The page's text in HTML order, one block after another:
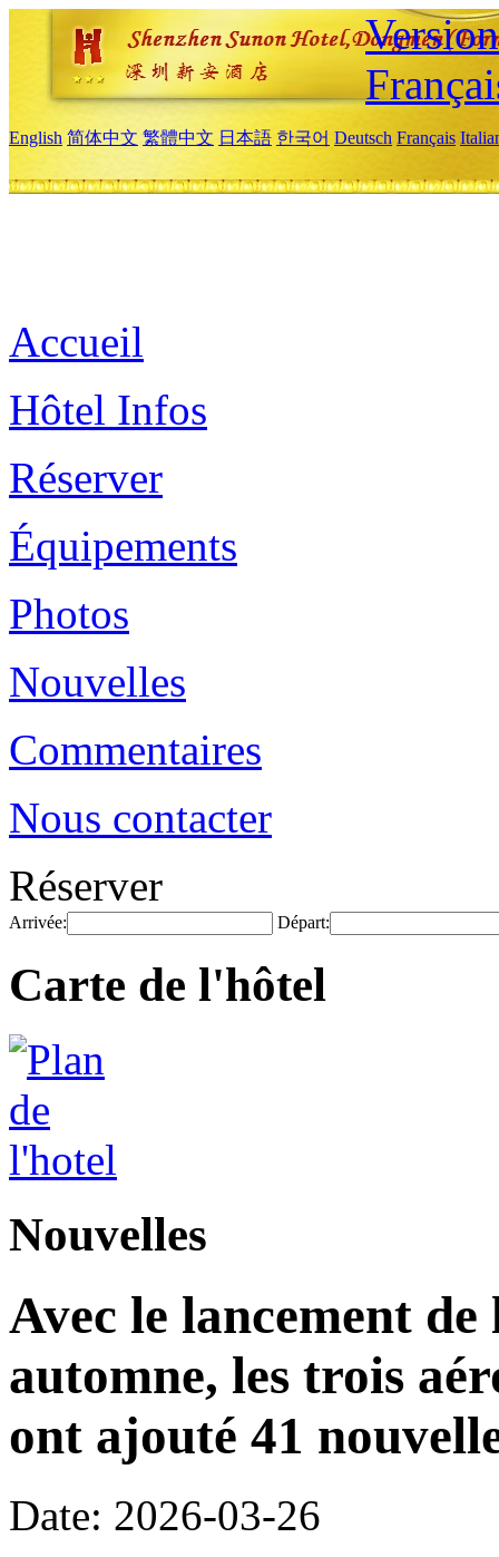
English 简体中文 繁體中文 日本語 한국어 Deutsch Français
Accueil
Hôtel Infos
Réserver
Équipements
Photos
Nouvelles
Commentaires
Nous contacter
Réserver
Arrivée: Départ:
Carte de l'hôtel
Nouvelles
Avec le lancement de
automne, les trois
ont ajouté 41
Date: 2026-03-26